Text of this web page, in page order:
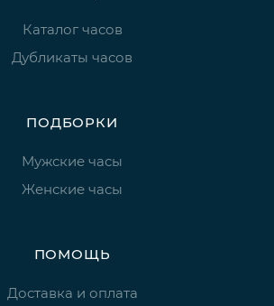
Каталог часов
Дубликаты часов
ПОДБОРКИ
Мужские часы
Женские часы
ПОМОЩЬ
Доставка и оплата